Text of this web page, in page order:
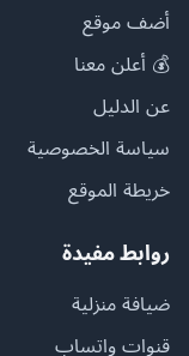
أضف موقع
💰 أعلن معنا
عن الدليل
سياسة الخصوصية
خريطة الموقع
روابط مفيدة
ضيافة منزلية
قنوات واتساب